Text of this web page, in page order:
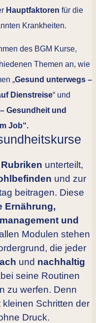
Hauptfaktoren für die
Krankheiten.
des BGM Kurse,
Themen an, wie
„Gesund unterwegs –
Dienstreise“ und
Gesundheit und
Job“.
unterteilt,
und zur
beitragen. Diese
Ernährung,
und
Modulen stehen
die jeder
und nachhaltig
seine Routinen
zu werfen. Denn
Schritten der
Druck.